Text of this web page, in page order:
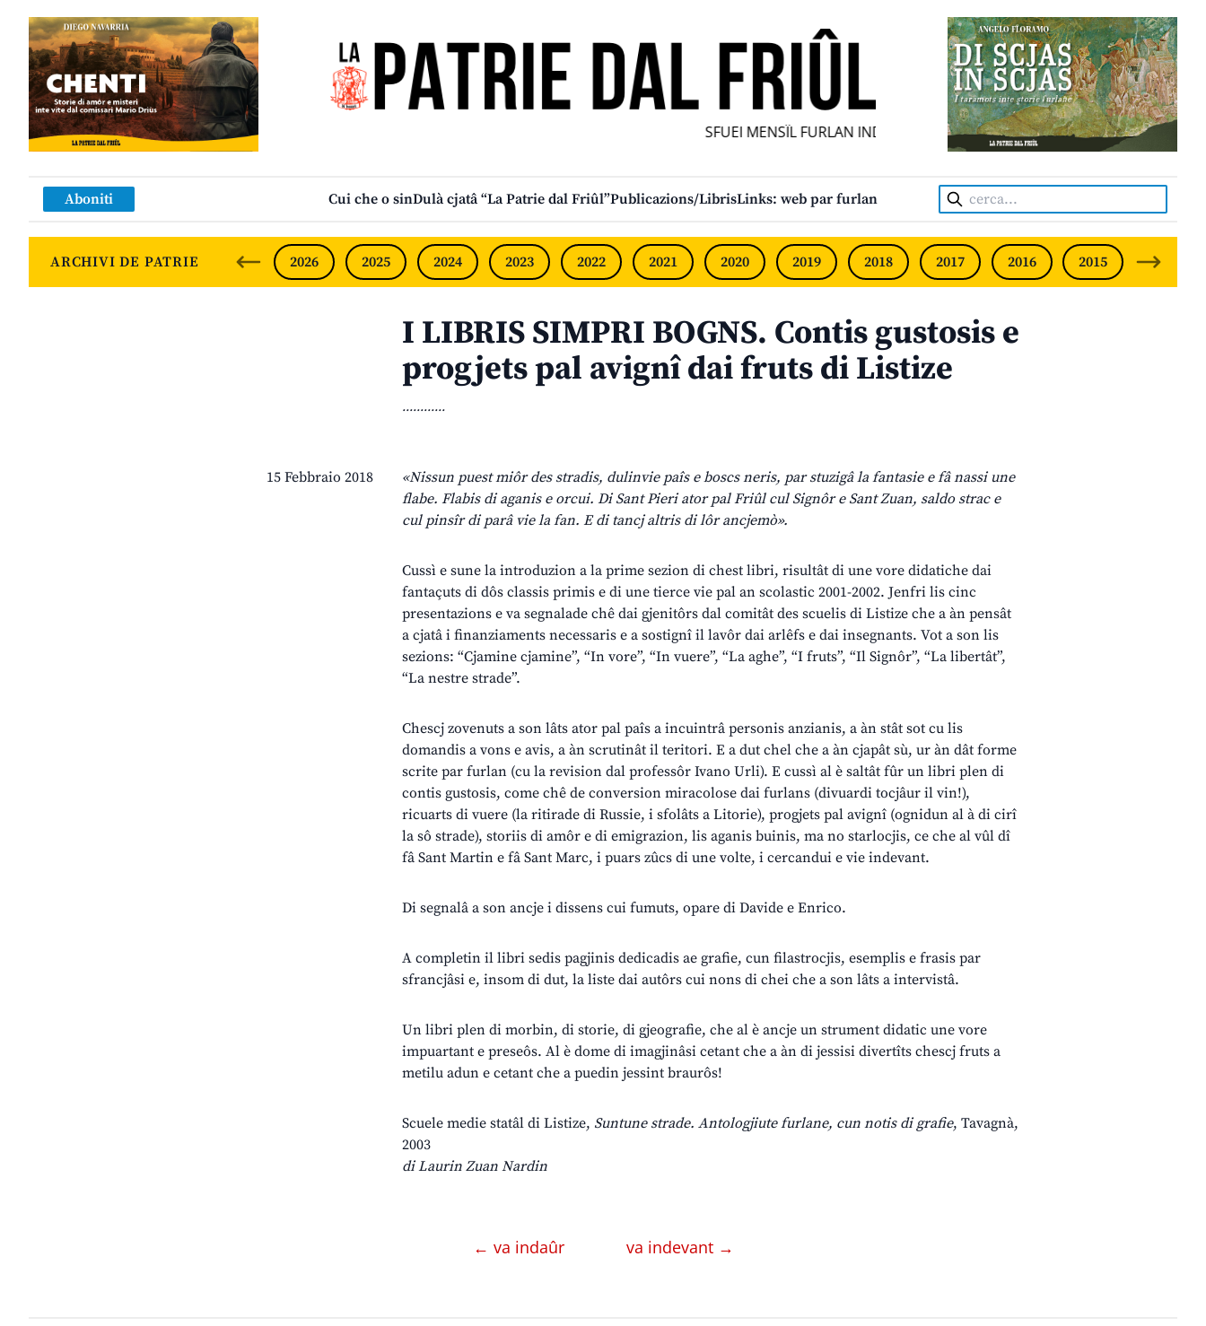
SFUEI MENSÎL FURLAN INDIPENDENT • INDEPENDENT FRIULIAN MONTHLY
Aboniti Cui che o sinDulà cjatâ “La Patrie dal Friûl”Publicazions/LibrisLinks: web par furlan Cerca:
ARCHIVI DE PATRIE 2026 2025 2024 2023 2022 2021 2020 2019 2018 2017 2016 2015 2014
I LIBRIS SIMPRI BOGNS. Contis gustosis e
progjets pal avignî dai fruts di Listize
............
15 Febbraio 2018
«Nissun puest miôr des stradis, dulinvie paîs e boscs neris, par stuzigâ la fantasie e fâ nassi une
flabe. Flabis di aganis e orcui. Di Sant Pieri ator pal Friûl cul Signôr e Sant Zuan, saldo strac e
cul pinsîr di parâ vie la fan. E di tancj altris di lôr ancjemò».
Cussì e sune la introduzion a la prime sezion di chest libri, risultât di une vore didatiche dai
fantaçuts di dôs classis primis e di une tierce vie pal an scolastic 2001-2002. Jenfri lis cinc
presentazions e va segnalade chê dai gjenitôrs dal comitât des scuelis di Listize che a àn pensât
a cjatâ i finanziaments necessaris e a sostignî il lavôr dai arlêfs e dai insegnants. Vot a son lis
sezions: “Cjamine cjamine”, “In vore”, “In vuere”, “La aghe”, “I fruts”, “Il Signôr”, “La libertât”,
“La nestre strade”.
Chescj zovenuts a son lâts ator pal paîs a incuintrâ personis anzianis, a àn stât sot cu lis
domandis a vons e avis, a àn scrutinât il teritori. E a dut chel che a àn cjapât sù, ur àn dât forme
scrite par furlan (cu la revision dal professôr Ivano Urli). E cussì al è saltât fûr un libri plen di
contis gustosis, come chê de conversion miracolose dai furlans (divuardi tocjâur il vin!),
ricuarts di vuere (la ritirade di Russie, i sfolâts a Litorie), progjets pal avignî (ognidun al à di cirî
la sô strade), storiis di amôr e di emigrazion, lis aganis buinis, ma no starlocjis, ce che al vûl dî
fâ Sant Martin e fâ Sant Marc, i puars zûcs di une volte, i cercandui e vie indevant.
Di segnalâ a son ancje i dissens cui fumuts, opare di Davide e Enrico.
A completin il libri sedis pagjinis dedicadis ae grafie, cun filastrocjis, esemplis e frasis par
sfrancjâsi e, insom di dut, la liste dai autôrs cui nons di chei che a son lâts a intervistâ.
Un libri plen di morbin, di storie, di gjeografie, che al è ancje un strument didatic une vore
impuartant e preseôs. Al è dome di imagjinâsi cetant che a àn di jessisi divertîts chescj fruts a
metilu adun e cetant che a puedin jessint braurôs!
Scuele medie statâl di Listize, Suntune strade. Antologjiute furlane, cun notis di grafie, Tavagnà,
2003
di Laurin Zuan Nardin
← va indaûr va indevant →